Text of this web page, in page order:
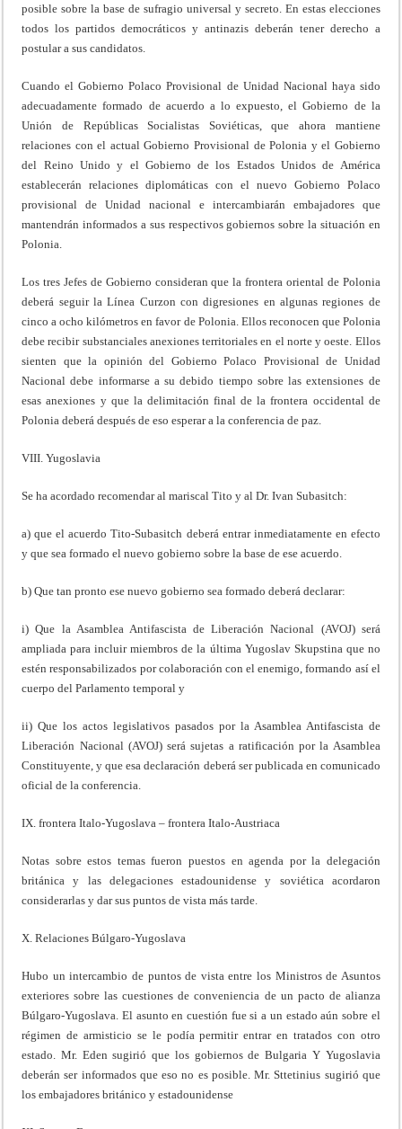
posible sobre la base de sufragio universal y secreto. En estas elecciones
todos los partidos democráticos y antinazis deberán tener derecho a
postular a sus candidatos.
Cuando el Gobierno Polaco Provisional de Unidad Nacional haya sido
adecuadamente formado de acuerdo a lo expuesto, el Gobierno de la
Unión de Repúblicas Socialistas Soviéticas, que ahora mantiene
relaciones con el actual Gobierno Provisional de Polonia y el Gobierno
del Reino Unido y el Gobierno de los Estados Unidos de América
establecerán relaciones diplomáticas con el nuevo Gobierno Polaco
provisional de Unidad nacional e intercambiarán embajadores que
mantendrán informados a sus respectivos gobiernos sobre la situación en
Polonia.
Los tres Jefes de Gobierno consideran que la frontera oriental de Polonia
deberá seguir la Línea Curzon con digresiones en algunas regiones de
cinco a ocho kilómetros en favor de Polonia. Ellos reconocen que Polonia
debe recibir substanciales anexiones territoriales en el norte y oeste. Ellos
sienten que la opinión del Gobierno Polaco Provisional de Unidad
Nacional debe informarse a su debido tiempo sobre las extensiones de
esas anexiones y que la delimitación final de la frontera occidental de
Polonia deberá después de eso esperar a la conferencia de paz.
VIII. Yugoslavia
Se ha acordado recomendar al mariscal Tito y al Dr. Ivan Subasitch:
a) que el acuerdo Tito-Subasitch deberá entrar inmediatamente en efecto
y que sea formado el nuevo gobierno sobre la base de ese acuerdo.
b) Que tan pronto ese nuevo gobierno sea formado deberá declarar:
i) Que la Asamblea Antifascista de Liberación Nacional (AVOJ) será
ampliada para incluir miembros de la última Yugoslav Skupstina que no
estén responsabilizados por colaboración con el enemigo, formando así el
cuerpo del Parlamento temporal y
ii) Que los actos legislativos pasados por la Asamblea Antifascista de
Liberación Nacional (AVOJ) será sujetas a ratificación por la Asamblea
Constituyente, y que esa declaración deberá ser publicada en comunicado
oficial de la conferencia.
IX. frontera Italo-Yugoslava – frontera Italo-Austriaca
Notas sobre estos temas fueron puestos en agenda por la delegación
británica y las delegaciones estadounidense y soviética acordaron
considerarlas y dar sus puntos de vista más tarde.
X. Relaciones Búlgaro-Yugoslava
Hubo un intercambio de puntos de vista entre los Ministros de Asuntos
exteriores sobre las cuestiones de conveniencia de un pacto de alianza
Búlgaro-Yugoslava. El asunto en cuestión fue si a un estado aún sobre el
régimen de armisticio se le podía permitir entrar en tratados con otro
estado. Mr. Eden sugirió que los gobiernos de Bulgaria Y Yugoslavia
deberán ser informados que eso no es posible. Mr. Sttetinius sugirió que
los embajadores británico y estadounidense